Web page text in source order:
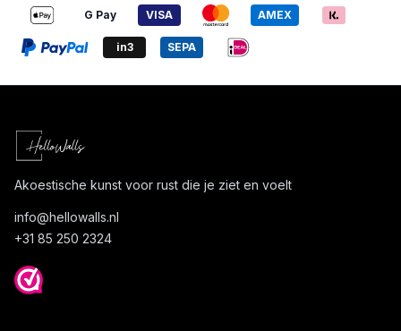
G Pay VISA AMEX
in3 SEPA
Akoestische kunst voor rust die je ziet en voelt
info@hellowalls.nl
+31 85 250 2324